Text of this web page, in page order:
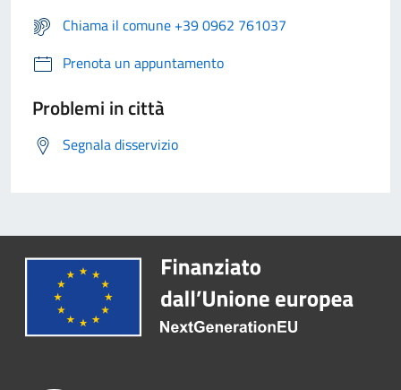
Chiama il comune +39 0962 761037
Prenota un appuntamento
Problemi in città
Segnala disservizio